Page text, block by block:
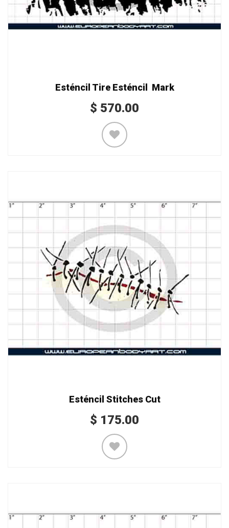
Esténcil Tire Esténcil Mark
$ 570.00
Esténcil Stitches Cut
$ 175.00